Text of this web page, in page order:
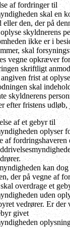
af fordringer til
skal en
den, der på
skyldnerens
ikke er i
skal
vegne opkræver
skriftligt
frist at
skal
skyldnerens
efter fristens
af et gebyr til
oplyser
af
kan dog
der på vegne af
overdrage et
uden
vedrører. Er der
givet